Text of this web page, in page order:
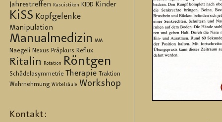
Jahrestreffen Kasuistiken KIDD Kinder
KiSS Kopfgelenke
Manipulation
Manualmedizin MM
Naegeli Nexus Präpkurs Reflux
Ritalin Rotation Röntgen
Schädelasymmetrie Therapie Traktion
Wahrnehmung Wirbelsäule Workshop
Kontakt: